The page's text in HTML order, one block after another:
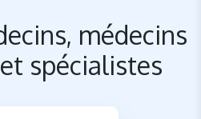
médecins
spécialistes